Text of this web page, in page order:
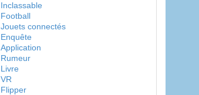
Inclassable
Football
Jouets connectés
Enquête
Application
Rumeur
Livre
VR
Flipper